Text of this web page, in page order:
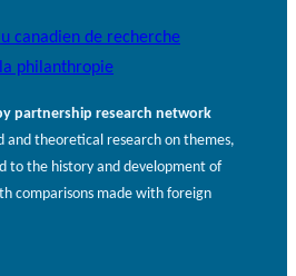
partnership research network
and theoretical research on themes,
to the history and development of
comparisons made with foreign